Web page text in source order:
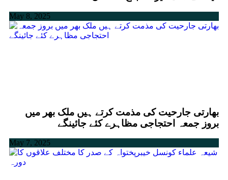
May 8, 2025
بھارتی جارحیت کی مذمت کرتے ہیں ملک بھر میں
بروز جمعہ احتجاجی مظاہرے کئے جائینگے
May 7, 2025